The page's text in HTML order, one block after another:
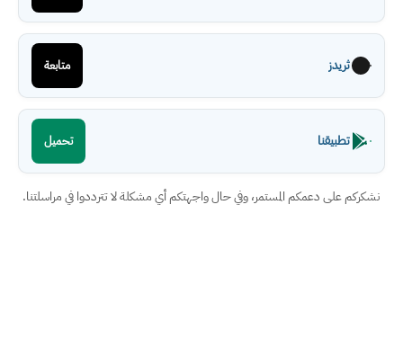
ثريدز متابعة
تطبيقنا تحميل
نشكركم على دعمكم المستمر، وفي حال واجهتكم أي مشكلة لا تترددوا في مراسلتنا.